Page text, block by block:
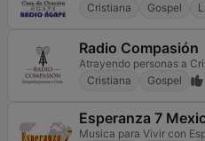
Cristiana
Gospel
Radio Compasión
Atrayendo personas a
Cristiana
Gospel
Esperanza 7
Musica para Vivir con